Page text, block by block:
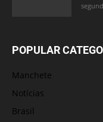
POPULAR
Manchete
Notícias
Brasil